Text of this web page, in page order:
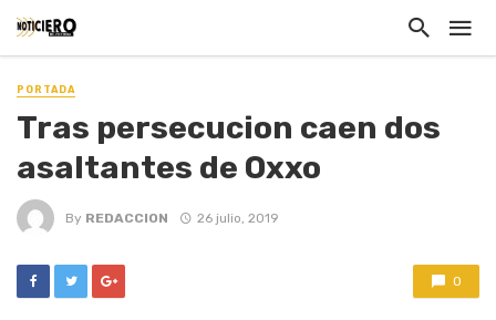
PORTADA
Tras persecucion caen dos
asaltantes de Oxxo
By REDACCION 26 julio, 2019
0